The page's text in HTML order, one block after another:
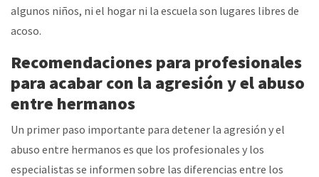
algunos niños, ni el hogar ni la escuela son lugares libres de
acoso.
Recomendaciones para profesionales
para acabar con la agresión y el abuso
entre hermanos
Un primer paso importante para detener la agresión y el
abuso entre hermanos es que los profesionales y los
especialistas se informen sobre las diferencias entre los